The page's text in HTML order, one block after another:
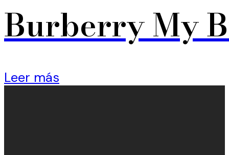
Burberry My
Leer más